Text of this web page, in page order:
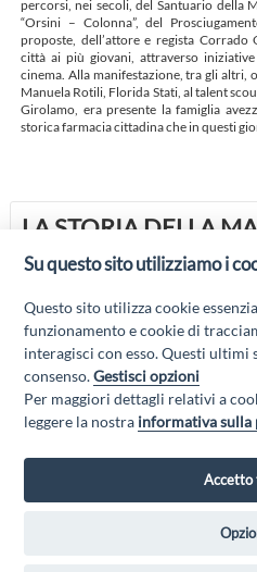
percorsi, nei secoli, del Santuario della
“Orsini – Colonna”, del
proposte, dell’attore e regista Corrado
città ai più giovani, attraverso
cinema. Alla manifestazione, tra gli altri,
Manuela Rotili, Florida Stati, al talent
Girolamo, era presente la famiglia
storica farmacia cittadina che in questi
LA STORIA DELLA
DOCUMENTARI
UN TUFFO NELLA STORIA PER
AVEZZANO
“Attività cofinanziate dal PSR 2014/
M@rsi - Fondo FEASR; Sottomisura
Su questo sito utilizziamo i
Questo sito utilizza cookie
funzionamento e cookie di
interagisci con esso. Questi
consenso.Gestisci opzioni
Per maggiori dettagli relativi a
leggere la nostra informativa sulla